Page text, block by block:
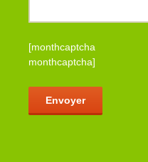
[monthcaptcha
monthcaptcha]